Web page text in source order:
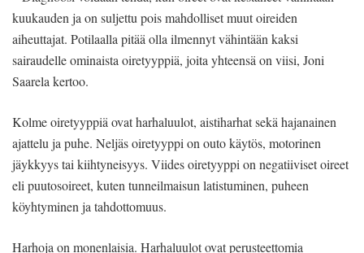
kuukauden ja on suljettu pois mahdolliset muut oireiden
aiheuttajat. Potilaalla pitää olla ilmennyt vähintään kaksi
sairaudelle ominaista oiretyyppiä, joita yhteensä on viisi, Joni
Saarela kertoo.
Kolme oiretyyppiä ovat harhaluulot, aistiharhat sekä hajanainen
ajattelu ja puhe. Neljäs oiretyyppi on outo käytös, motorinen
jäykkyys tai kiihtyneisyys. Viides oiretyyppi on negatiiviset oireet
eli puutosoireet, kuten tunneilmaisun latistuminen, puheen
köyhtyminen ja tahdottomuus.
Harhoja on monenlaisia. Harhaluulot ovat perusteettomia